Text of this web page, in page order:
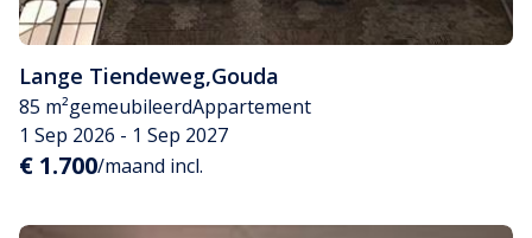
Lange Tiendeweg,Gouda
85 m²gemeubileerdAppartement
1 Sep 2026 - 1 Sep 2027
€ 1.700/maand incl.